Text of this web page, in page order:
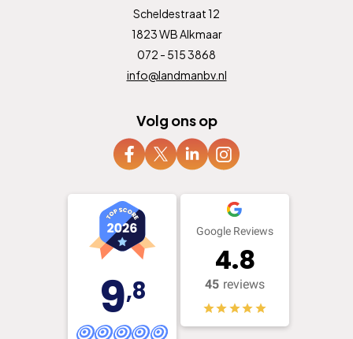
Scheldestraat 12
1823 WB Alkmaar
072 - 515 3868
info@landmanbv.nl
Volg ons op
9,8
Google Reviews
4.8
45 reviews